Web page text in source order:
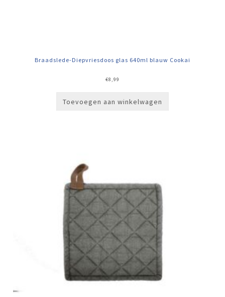
Braadslede-Diepvriesdoos glas 640ml blauw Cookai
€8,99
Toevoegen aan winkelwagen